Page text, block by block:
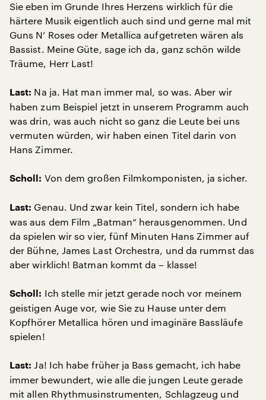
Sie eben im Grunde Ihres Herzens wirklich für die
härtere Musik eigentlich auch sind und gerne mal mit
Guns N’ Roses oder Metallica aufgetreten wären als
Bassist. Meine Güte, sage ich da, ganz schön wilde
Träume, Herr Last!
Last: Na ja. Hat man immer mal, so was. Aber wir
haben zum Beispiel jetzt in unserem Programm auch
was drin, was auch nicht so ganz die Leute bei uns
vermuten würden, wir haben einen Titel darin von
Hans Zimmer.
Scholl: Von dem großen Filmkomponisten, ja sicher.
Last: Genau. Und zwar kein Titel, sondern ich habe
was aus dem Film „Batman“ herausgenommen. Und
da spielen wir so vier, fünf Minuten Hans Zimmer auf
der Bühne, James Last Orchestra, und da rummst das
aber wirklich! Batman kommt da – klasse!
Scholl: Ich stelle mir jetzt gerade noch vor meinem
geistigen Auge vor, wie Sie zu Hause unter dem
Kopfhörer Metallica hören und imaginäre Bassläufe
spielen!
Last: Ja! Ich habe früher ja Bass gemacht, ich habe
immer bewundert, wie alle die jungen Leute gerade
mit allen Rhythmusinstrumenten, Schlagzeug und